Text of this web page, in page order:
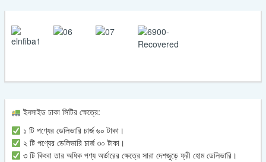
ইনসাইড ঢাকা সিটির ক্ষেত্রে:
১ টি পণ্যের ডেলিভারি চার্জ ৬০ টাকা।
২ টি পণ্যের ডেলিভারি চার্জ ৩০ টাকা।
৩ টি কিংবা তার অধিক পণ্য অর্ডারের ক্ষেত্রে সারা দেশজুড়ে ফ্রী হোম ডেলিভারি।